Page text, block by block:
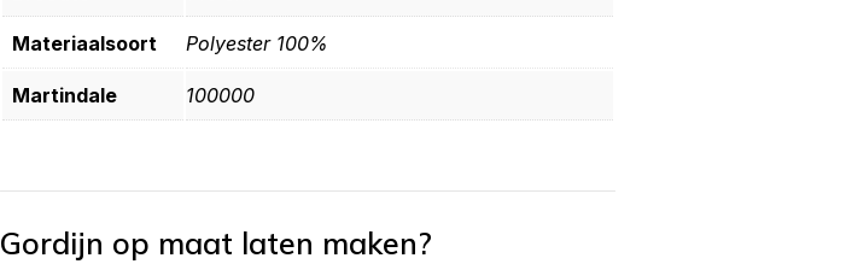
Materiaalsoort Polyester 100%
Martindale 100000
Gordijn op maat laten maken?